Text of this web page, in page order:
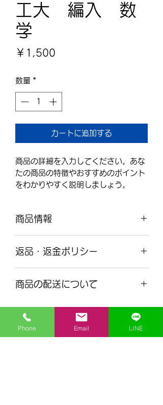
工大 編入 数
学
￥1,500
数量 *
カートに追加する
商品の詳細を入力してください。あな
たの商品の特徴やおすすめのポイント
をわかりやすく説明しましょう。
商品情報
ズ、素材、取扱説明に加え、商品の特
返品・返金ポリシー
い。顧客が商品に満足しなかった場合
手順などを説明しましょう。内容を明
確にすることで顧客からの信頼を獲得
し、安心して商品を購入していただけ
商品の配送について
配送地域、料金、所要時間、梱包な
ど、商品の配送に関する情報を入力し
てください。配送情報を明確にするこ
とで顧客からの信頼を獲得し、安心し
Phone Email LINE